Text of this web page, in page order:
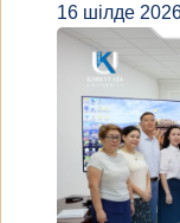
16 шілде